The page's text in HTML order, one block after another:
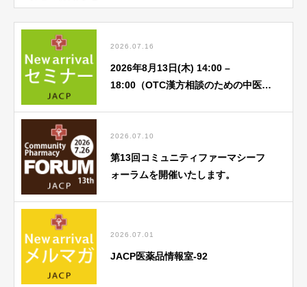
2026.07.16
2026年8月13日(木) 14:00 –
18:00（OTC漢方相談のための中医
2026.07.10
第13回コミュニティファーマシーフ
ォーラムを開催いたします。
2026.07.01
JACP医薬品情報室-92